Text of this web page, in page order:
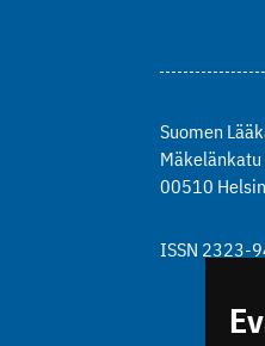
Suomen
Mäkelänkatu
00510
ISSN 2323-